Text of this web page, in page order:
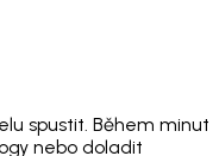
spustit. Během minut
nebo doladit